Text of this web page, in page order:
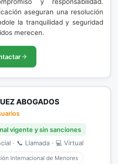
aseguran una resolución
la tranquilidad y seguridad
merecen.
ABOGADOS
vigente y sin sanciones
· 📞 Llamada · 💻 Virtual
Internacional de Menores